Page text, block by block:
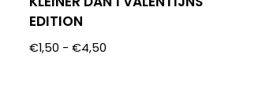
EDITION
€1,50 - €4,50